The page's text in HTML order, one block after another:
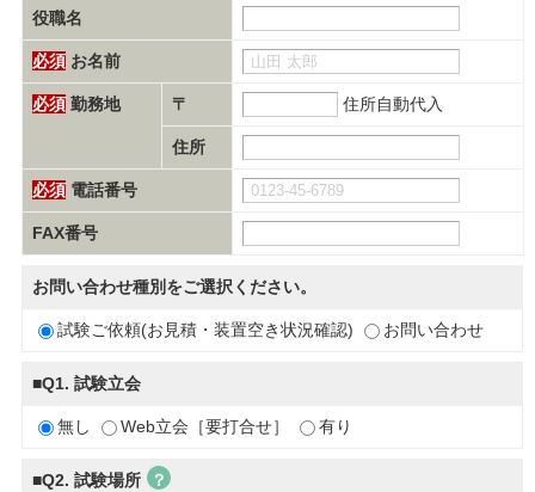
役職名
必須お名前
必須勤務地 〒 住所自動代入
住所
必須電話番号
FAX番号
お問い合わせ種別をご選択ください。
試験ご依頼(お見積・装置空き状況確認) お問い合わせ
■Q1. 試験立会
無し Web立会［要打合せ］ 有り
■Q2. 試験場所 ？